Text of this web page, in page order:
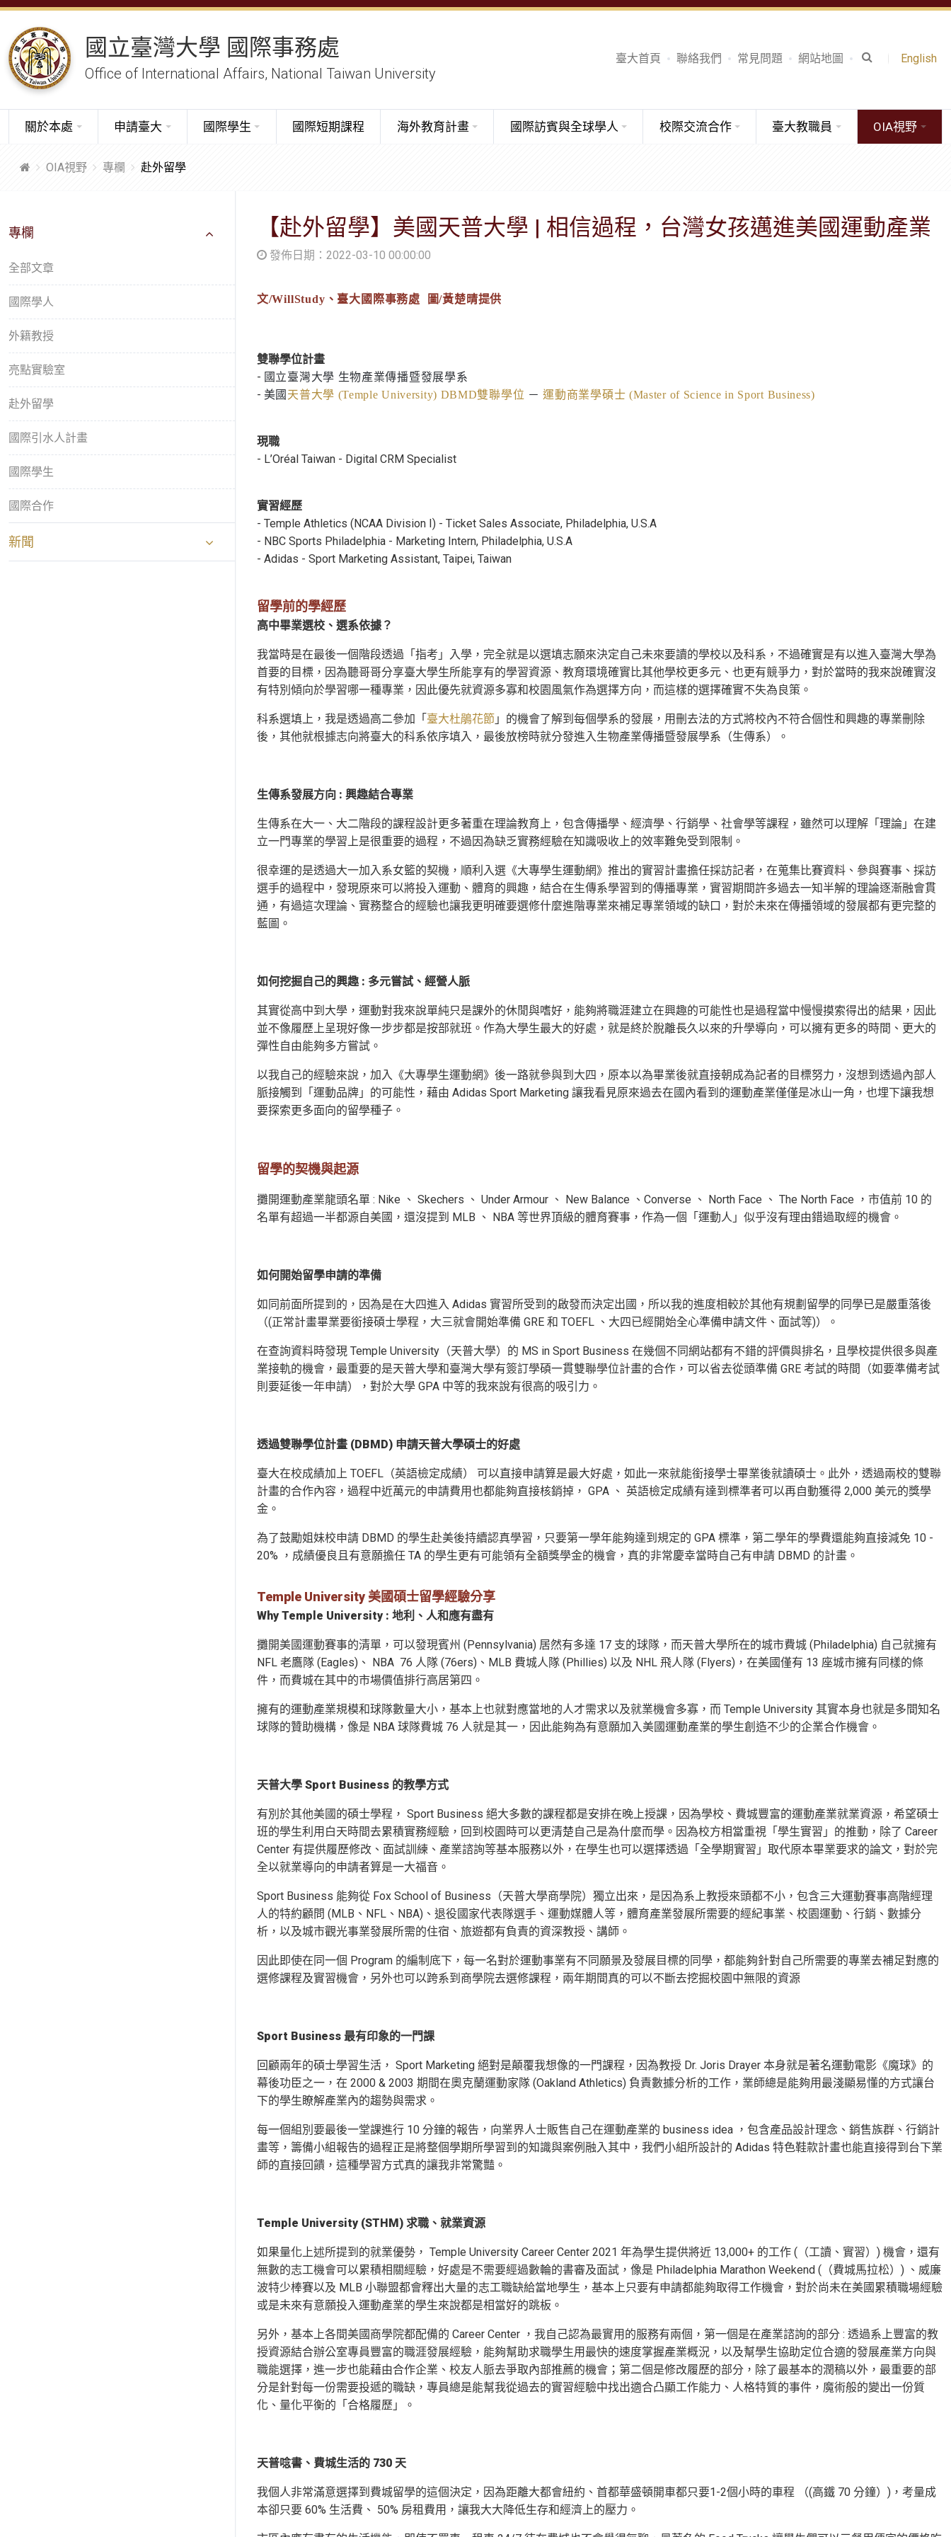
國立臺灣大學 國際事務處
Office of International Affairs, National Taiwan University
臺大首頁 聯絡我們 常見問題 網站地圖 English
關於本處 申請臺大 國際學生 國際短期課程 海外教育計畫 國際訪賓與全球學人 校際交流合作 臺大教職員 OIA視野
OIA視野 專欄 赴外留學
專欄
全部文章
國際學人
外籍教授
亮點實驗室
赴外留學
國際引水人計畫
國際學生
國際合作
新聞
【赴外留學】美國天普大學 | 相信過程，台灣女孩邁進美國運動產業
發佈日期：2022-03-10 00:00:00
文/WillStudy 、臺大國際事務處 圖/黃楚晴提供
雙聯學位計畫
- 國立臺灣大學 生物產業傳播暨發展學系
- 美國 天普大學 (Temple University) DBMD雙聯學位 －運動商業學碩士 (Master of Science in Sport Business)
現職
- L’Oréal Taiwan - Digital CRM Specialist
實習經歷
- Temple Athletics (NCAA Division I) - Ticket Sales Associate, Philadelphia, U.S.A
- NBC Sports Philadelphia - Marketing Intern, Philadelphia, U.S.A
- Adidas - Sport Marketing Assistant, Taipei, Taiwan
留學前的學經歷
高中畢業選校、選系依據？
我當時是在最後一個階段透過「指考」入學，完全就是以選填志願來決定自己未來要讀的學校以及科系，不過確實是有以進入臺灣大學為
首要的目標，因為聽哥哥分享臺大學生所能享有的學習資源、教育環境確實比其他學校更多元、也更有競爭力，對於當時的我來說確實沒
有特別傾向於學習哪一種專業，因此優先就資源多寡和校園風氣作為選擇方向，而這樣的選擇確實不失為良策。
科系選填上，我是透過高二參加「 臺大杜鵑花節」的機會了解到每個學系的發展，用刪去法的方式將校內不符合個性和興趣的專業刪除
後，其他就根據志向將臺大的科系依序填入，最後放榜時就分發進入生物產業傳播暨發展學系（生傳系）。
生傳系發展方向 : 興趣結合專業
生傳系在大一、大二階段的課程設計更多著重在理論教育上，包含傳播學、經濟學、行銷學、社會學等課程，雖然可以理解「理論」在建
立一門專業的學習上是很重要的過程，不過因為缺乏實務經驗在知識吸收上的效率難免受到限制。
很幸運的是透過大一加入系女籃的契機，順利入選《大專學生運動網》推出的實習計畫擔任採訪記者，在蒐集比賽資料、參與賽事、採訪
選手的過程中，發現原來可以將投入運動、體育的興趣，結合在生傳系學習到的傳播專業，實習期間許多過去一知半解的理論逐漸融會貫
通，有過這次理論、實務整合的經驗也讓我更明確要選修什麼進階專業來補足專業領域的缺口，對於未來在傳播領域的發展都有更完整的
藍圖。
如何挖掘自己的興趣 : 多元嘗試、經營人脈
其實從高中到大學，運動對我來說單純只是課外的休閒與嗜好，能夠將職涯建立在興趣的可能性也是過程當中慢慢摸索得出的結果，因此
並不像履歷上呈現好像一步步都是按部就班。作為大學生最大的好處，就是終於脫離長久以來的升學導向，可以擁有更多的時間、更大的
彈性自由能夠多方嘗試。
以我自己的經驗來說，加入《大專學生運動網》後一路就參與到大四，原本以為畢業後就直接朝成為記者的目標努力，沒想到透過內部人
脈接觸到「運動品牌」的可能性，藉由 Adidas Sport Marketing 讓我看見原來過去在國內看到的運動產業僅僅是冰山一角，也埋下讓我想
要探索更多面向的留學種子。
留學的契機與起源
攤開運動產業龍頭名單 : Nike 、 Skechers 、 Under Armour 、 New Balance 、Converse 、 North Face 、 The North Face ，市值前 10 的
名單有超過一半都源自美國，還沒提到 MLB 、 NBA 等世界頂級的體育賽事，作為一個「運動人」似乎沒有理由錯過取經的機會。
如何開始留學申請的準備
如同前面所提到的，因為是在大四進入 Adidas 實習所受到的啟發而決定出國，所以我的進度相較於其他有規劃留學的同學已是嚴重落後
（(正常計畫畢業要銜接碩士學程，大三就會開始準備 GRE 和 TOEFL 、大四已經開始全心準備申請文件、面試等)）。
在查詢資料時發現 Temple University（天普大學）的 MS in Sport Business 在幾個不同網站都有不錯的評價與排名，且學校提供很多與產
業接軌的機會，最重要的是天普大學和臺灣大學有簽訂學碩一貫雙聯學位計畫的合作，可以省去從頭準備 GRE 考試的時間（如要準備考試
則要延後一年申請），對於大學 GPA 中等的我來說有很高的吸引力。
透過雙聯學位計畫 (DBMD) 申請天普大學碩士的好處
臺大在校成績加上 TOEFL（英語檢定成績） 可以直接申請算是最大好處，如此一來就能銜接學士畢業後就讀碩士。此外，透過兩校的雙聯
計畫的合作內容，過程中近萬元的申請費用也都能夠直接核銷掉， GPA 、 英語檢定成績有達到標準者可以再自動獲得 2,000 美元的獎學
金。
為了鼓勵姐妹校申請 DBMD 的學生赴美後持續認真學習，只要第一學年能夠達到規定的 GPA 標準，第二學年的學費還能夠直接減免 10 -
20% ，成績優良且有意願擔任 TA 的學生更有可能領有全額獎學金的機會，真的非常慶幸當時自己有申請 DBMD 的計畫。
Temple University 美國碩士留學經驗分享
Why Temple University : 地利、人和應有盡有
攤開美國運動賽事的清單，可以發現賓州 (Pennsylvania) 居然有多達 17 支的球隊，而天普大學所在的城市費城 (Philadelphia) 自己就擁有
NFL 老鷹隊 (Eagles)、 NBA 76 人隊 (76ers)、MLB 費城人隊 (Phillies) 以及 NHL 飛人隊 (Flyers)，在美國僅有 13 座城市擁有同樣的條
件，而費城在其中的市場價值排行高居第四。
擁有的運動產業規模和球隊數量大小，基本上也就對應當地的人才需求以及就業機會多寡，而 Temple University 其實本身也就是多間知名
球隊的贊助機構，像是 NBA 球隊費城 76 人就是其一，因此能夠為有意願加入美國運動產業的學生創造不少的企業合作機會。
天普大學 Sport Business 的教學方式
有別於其他美國的碩士學程， Sport Business 絕大多數的課程都是安排在晚上授課，因為學校、費城豐富的運動產業就業資源，希望碩士
班的學生利用白天時間去累積實務經驗，回到校園時可以更清楚自己是為什麼而學。因為校方相當重視「學生實習」的推動，除了 Career
Center 有提供履歷修改、面試訓練、產業諮詢等基本服務以外，在學生也可以選擇透過「全學期實習」取代原本畢業要求的論文，對於完
全以就業導向的申請者算是一大福音。
Sport Business 能夠從 Fox School of Business（天普大學商學院）獨立出來，是因為系上教授來頭都不小，包含三大運動賽事高階經理
人的特約顧問 (MLB、NFL、NBA)、退役國家代表隊選手、運動媒體人等，體育產業發展所需要的經紀事業、校園運動、行銷、數據分
析，以及城市觀光事業發展所需的住宿、旅遊都有負責的資深教授、講師。
因此即使在同一個 Program 的編制底下，每一名對於運動事業有不同願景及發展目標的同學，都能夠針對自己所需要的專業去補足對應的
選修課程及實習機會，另外也可以跨系到商學院去選修課程，兩年期間真的可以不斷去挖掘校園中無限的資源
Sport Business 最有印象的一門課
回顧兩年的碩士學習生活， Sport Marketing 絕對是顛覆我想像的一門課程，因為教授 Dr. Joris Drayer 本身就是著名運動電影《魔球》的
幕後功臣之一，在 2000 & 2003 期間在奧克蘭運動家隊 (Oakland Athletics) 負責數據分析的工作，業師總是能夠用最淺顯易懂的方式讓台
下的學生瞭解產業內的趨勢與需求。
每一個組別要最後一堂課進行 10 分鐘的報告，向業界人士販售自己在運動產業的 business idea ，包含產品設計理念、銷售族群、行銷計
畫等，籌備小組報告的過程正是將整個學期所學習到的知識與案例融入其中，我們小組所設計的 Adidas 特色鞋款計畫也能直接得到台下業
師的直接回饋，這種學習方式真的讓我非常驚豔。
Temple University (STHM) 求職、就業資源
如果量化上述所提到的就業優勢， Temple University Career Center 2021 年為學生提供將近 13,000+ 的工作 (（工讀、實習）) 機會，還有
無數的志工機會可以累積相關經驗，好處是不需要經過數輪的書審及面試，像是 Philadelphia Marathon Weekend (（費城馬拉松）) 、威廉
波特少棒賽以及 MLB 小聯盟都會釋出大量的志工職缺給當地學生，基本上只要有申請都能夠取得工作機會，對於尚未在美國累積職場經驗
或是未來有意願投入運動產業的學生來說都是相當好的跳板。
另外，基本上各間美國商學院都配備的 Career Center ，我自己認為最實用的服務有兩個，第一個是在產業諮詢的部分 : 透過系上豐富的教
授資源結合辦公室專員豐富的職涯發展經驗，能夠幫助求職學生用最快的速度掌握產業概況，以及幫學生協助定位合適的發展產業方向與
職能選擇，進一步也能藉由合作企業、校友人脈去爭取內部推薦的機會；第二個是修改履歷的部分，除了最基本的潤稿以外，最重要的部
分是針對每一份需要投遞的職缺，專員總是能幫我從過去的實習經驗中找出適合凸顯工作能力、人格特質的事件，魔術般的變出一份質
化、量化平衡的「合格履歷」。
天普唸書、費城生活的 730 天
我個人非常滿意選擇到費城留學的這個決定，因為距離大都會紐約、首都華盛頓開車都只要1-2個小時的車程 （(高鐵 70 分鐘）)，考量成
本卻只要 60% 生活費、 50% 房租費用，讓我大大降低生存和經濟上的壓力。